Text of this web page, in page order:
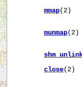
mmap(2)
munmap(2)
close(2)